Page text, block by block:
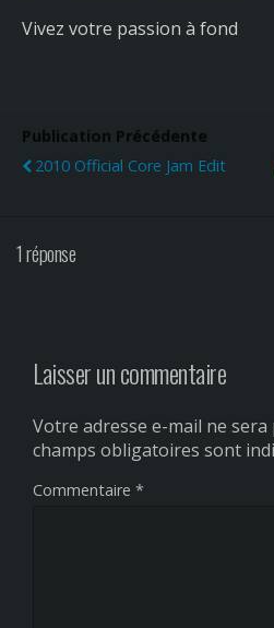
Vivez votre passion à fond
Publication Précédente
2010 Official Core Jam Edit
1 réponse
Laisser un commentaire
Votre adresse e-mail ne sera
champs obligatoires sont
Commentaire *